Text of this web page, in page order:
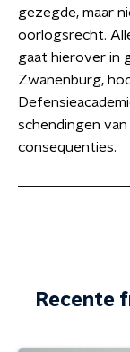
gezegde, maar
oorlogsrecht.
gaat hierover in
Zwanenburg,
schendingen
consequenties.
Recente